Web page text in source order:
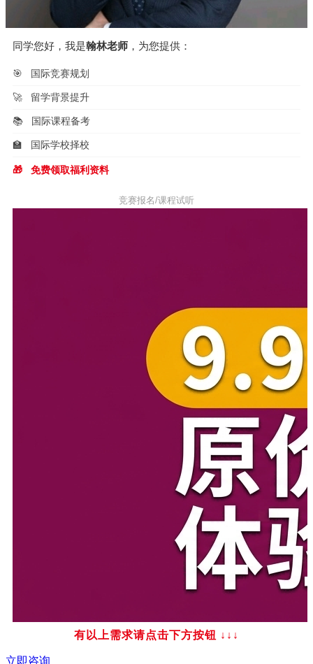
同学您好，我是翰林老师 ，为您提供：
🎯 国际竞赛规划
🚀 留学背景提升
📚 国际课程备考
🏫 国际学校择校
🎁 免费领取福利资料
竞赛报名/课程试听
有以上需求请点击下方按钮 ↓↓↓
立即咨询